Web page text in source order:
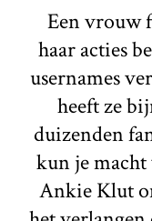
Een vrouw
haar acties
usernames
heeft ze
duizenden
kun je
Ankie Klut